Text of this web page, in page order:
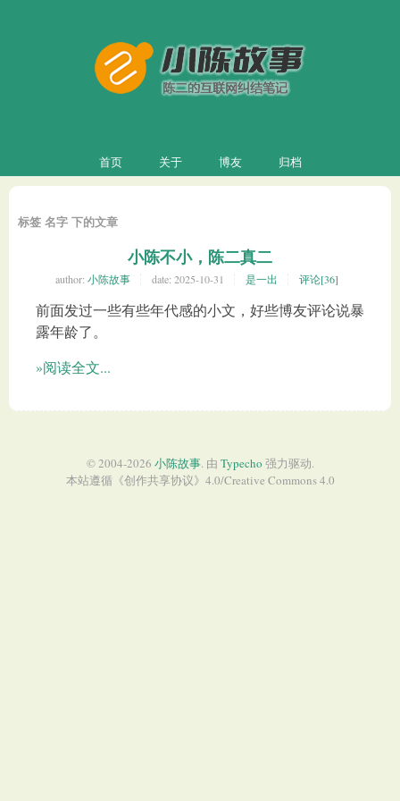
首页 关于 博友 归档
标签 名字 下的文章
小陈不小，陈二真二
author: 小陈故事 date: 2025-10-31 是一出 评论[36]
前面发过一些有些年代感的小文，好些博友评论说暴
露年龄了。
»阅读全文...
© 2004-2026 小陈故事. 由 Typecho 强力驱动.
本站遵循《创作共享协议》4.0/Creative Commons 4.0